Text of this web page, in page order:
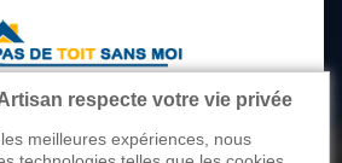
respecte votre vie privée
meilleures expériences, nous